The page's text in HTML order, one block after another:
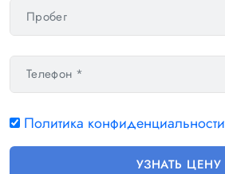
Политика конфиденциальности
УЗНАТЬ ЦЕНУ